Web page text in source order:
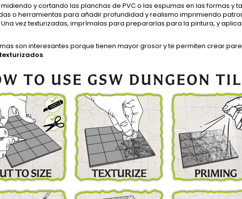
y cortando las planchas de PVC o las espumas en las formas y
o herramientas para añadir profundidad y realismo imprimiendo
vez texturizadas, imprímalas para prepararlas para la pintura, y
son interesantes porque tienen mayor grosor y te permiten crear
.